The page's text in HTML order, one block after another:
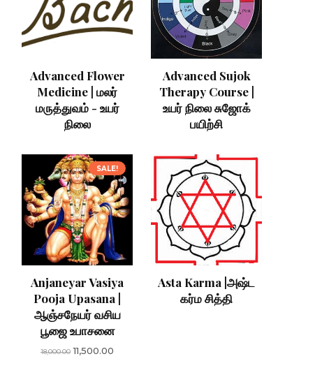
Advanced Flower
Medicine | மலர்
மருத்துவம் - உயர்
நிலை
Advanced Sujok
Therapy Course |
உயர் நிலை சுஜோக்
பயிற்சி
SALE!
Anjaneyar Vasiya
Pooja Upasana |
ஆஞ்சநேயர் வசிய
பூஜை உபாசனை
18,000.00 Original
11,500.00
Asta Karma |அஷ்ட
கர்ம சித்தி